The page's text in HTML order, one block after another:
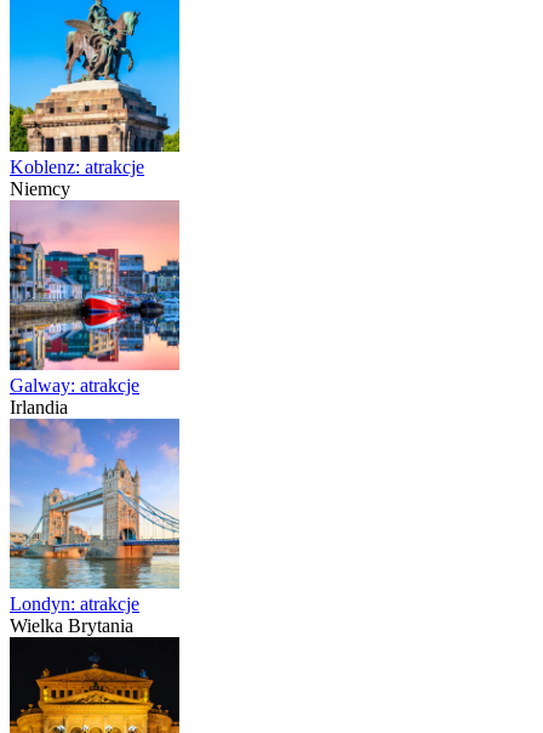
Koblenz: atrakcje
Niemcy
Galway: atrakcje
Irlandia
Londyn: atrakcje
Wielka Brytania